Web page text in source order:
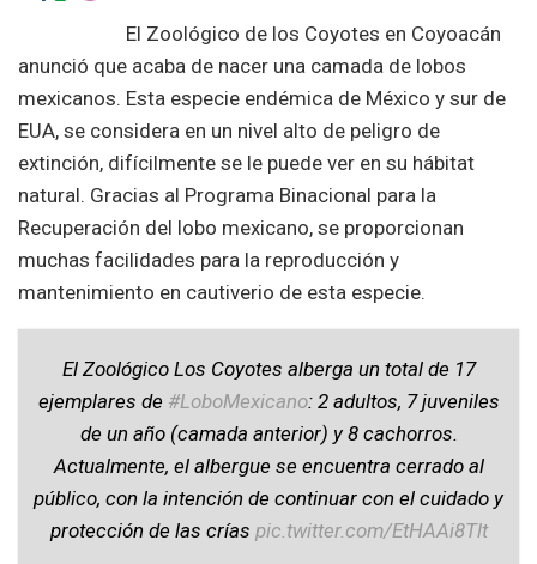
El Zoológico de los Coyotes en Coyoacán
anunció que acaba de nacer una camada de lobos
mexicanos. Esta especie endémica de México y sur de
EUA, se considera en un nivel alto de peligro de
extinción, difícilmente se le puede ver en su hábitat
natural. Gracias al Programa Binacional para la
Recuperación del lobo mexicano, se proporcionan
muchas facilidades para la reproducción y
mantenimiento en cautiverio de esta especie.
El Zoológico Los Coyotes alberga un total de 17
ejemplares de #LoboMexicano: 2 adultos, 7 juveniles
de un año (camada anterior) y 8 cachorros.
Actualmente, el albergue se encuentra cerrado al
público, con la intención de continuar con el cuidado y
protección de las crías pic.twitter.com/EtHAAi8Tlt